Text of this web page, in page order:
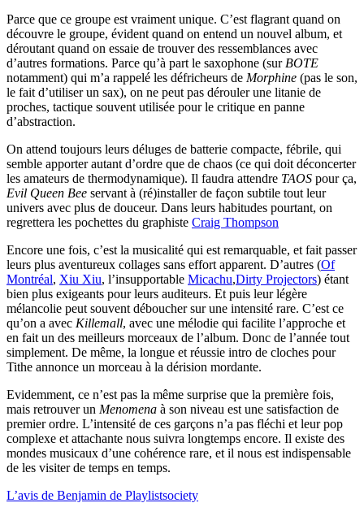
Parce que ce groupe est vraiment unique. C’est flagrant quand on
découvre le groupe, évident quand on entend un nouvel album, et
déroutant quand on essaie de trouver des ressemblances avec
d’autres formations. Parce qu’à part le saxophone (sur BOTE
notamment) qui m’a rappelé les défricheurs de Morphine (pas le son,
le fait d’utiliser un sax), on ne peut pas dérouler une litanie de
proches, tactique souvent utilisée pour le critique en panne
d’abstraction.
On attend toujours leurs déluges de batterie compacte, fébrile, qui
semble apporter autant d’ordre que de chaos (ce qui doit déconcerter
les amateurs de thermodynamique). Il faudra attendre TAOS pour ça,
Evil Queen Bee servant à (ré)installer de façon subtile tout leur
univers avec plus de douceur. Dans leurs habitudes pourtant, on
regrettera les pochettes du graphiste Craig Thompson
Encore une fois, c’est la musicalité qui est remarquable, et fait passer
leurs plus aventureux collages sans effort apparent. D’autres (Of
Montréal, Xiu Xiu, l’insupportable Micachu,Dirty Projectors) étant
bien plus exigeants pour leurs auditeurs. Et puis leur légère
mélancolie peut souvent déboucher sur une intensité rare. C’est ce
qu’on a avec Killemall, avec une mélodie qui facilite l’approche et
en fait un des meilleurs morceaux de l’album. Donc de l’année tout
simplement. De même, la longue et réussie intro de cloches pour
Tithe annonce un morceau à la dérision mordante.
Evidemment, ce n’est pas la même surprise que la première fois,
mais retrouver un Menomena à son niveau est une satisfaction de
premier ordre. L’intensité de ces garçons n’a pas fléchi et leur pop
complexe et attachante nous suivra longtemps encore. Il existe des
mondes musicaux d’une cohérence rare, et il nous est indispensable
de les visiter de temps en temps.
L’avis de Benjamin de Playlistsociety